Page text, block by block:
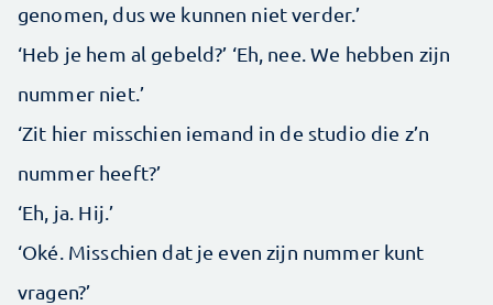
genomen, dus we kunnen niet verder.’
‘Heb je hem al gebeld?’ ‘Eh, nee. We hebben zijn
nummer niet.’
‘Zit hier misschien iemand in de studio die z’n
nummer heeft?’
‘Eh, ja. Hij.’
‘Oké. Misschien dat je even zijn nummer kunt
vragen?’